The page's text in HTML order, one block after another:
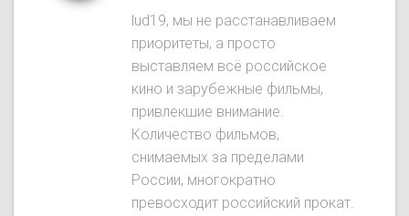
lud19, мы не расстанавливаем
приоритеты, а просто
выставляем всё российское
кино и зарубежные фильмы,
привлекшие внимание.
Количество фильмов,
снимаемых за пределами
России, многократно
превосходит российский прокат.